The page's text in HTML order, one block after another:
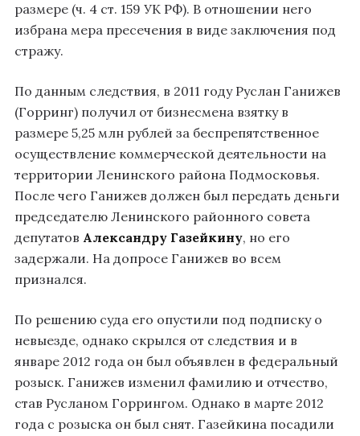
размере (ч. 4 ст. 159 УК РФ). В отношении него
избрана мера пресечения в виде заключения под
стражу.
По данным следствия, в 2011 году Руслан Ганижев
(Горринг) получил от бизнесмена взятку в
размере 5,25 млн рублей за беспрепятственное
осуществление коммерческой деятельности на
территории Ленинского района Подмосковья.
После чего Ганижев должен был передать деньги
председателю Ленинского районного совета
депутатов Александру Газейкину, но его
задержали. На допросе Ганижев во всем
признался.
По решению суда его опустили под подписку о
невыезде, однако скрылся от следствия и в
январе 2012 года он был объявлен в федеральный
розыск. Ганижев изменил фамилию и отчество,
став Русланом Горрингом. Однако в марте 2012
года с розыска он был снят. Газейкина посадили